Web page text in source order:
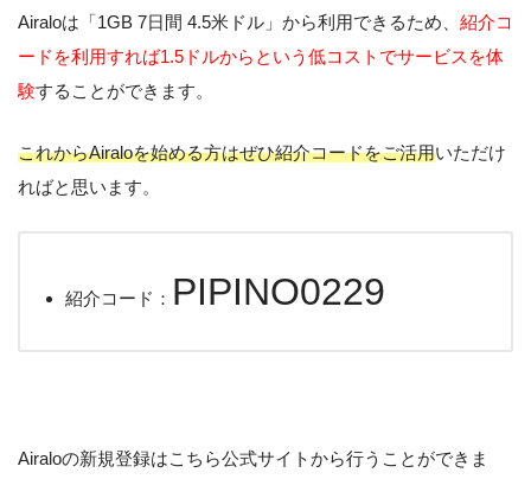
Airaloは「1GB 7日間 4.5米ドル」から利用できるため、 紹介コ
ードを利用すれば1.5ドルからという低コストでサービスを体
験することができます。
これからAiraloを始める方はぜひ紹介コードをご活用いただけ
ればと思います。
紹介コード： PIPINO0229
Airaloの新規登録はこちら公式サイトから行うことができま